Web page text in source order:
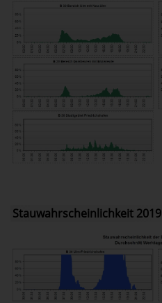
Stauwahrscheinlichkeit 2019